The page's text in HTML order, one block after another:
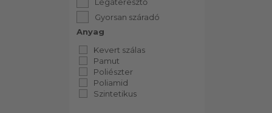
Gyorsan száradó
Anyag
Kevert szálas
Pamut
Poliészter
Poliamid
Szintetikus